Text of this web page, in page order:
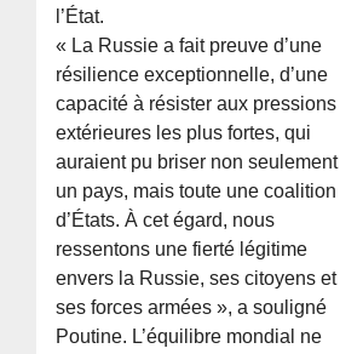
l’État.
« La Russie a fait preuve d’une
résilience exceptionnelle, d’une
capacité à résister aux pressions
extérieures les plus fortes, qui
auraient pu briser non seulement
un pays, mais toute une coalition
d’États. À cet égard, nous
ressentons une fierté légitime
envers la Russie, ses citoyens et
ses forces armées », a souligné
Poutine. L’équilibre mondial ne